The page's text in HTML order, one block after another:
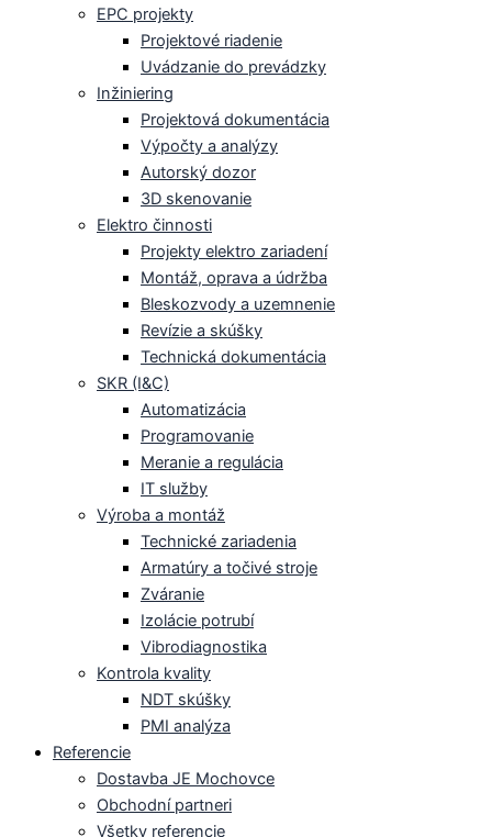
EPC projekty
Projektové riadenie
Uvádzanie do prevádzky
Inžiniering
Projektová dokumentácia
Výpočty a analýzy
Autorský dozor
3D skenovanie
Elektro činnosti
Projekty elektro zariadení
Montáž, oprava a údržba
Bleskozvody a uzemnenie
Revízie a skúšky
Technická dokumentácia
SKR (I&C)
Automatizácia
Programovanie
Meranie a regulácia
IT služby
Výroba a montáž
Technické zariadenia
Armatúry a točivé stroje
Zváranie
Izolácie potrubí
Vibrodiagnostika
Kontrola kvality
NDT skúšky
PMI analýza
Referencie
Dostavba JE Mochovce
Obchodní partneri
Všetky referencie